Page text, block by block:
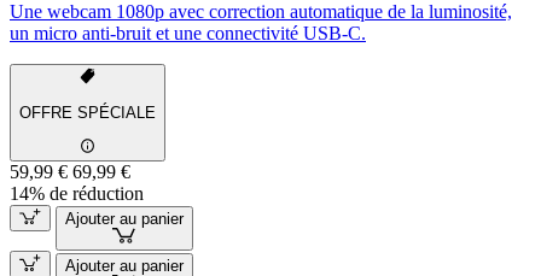
Une webcam 1080p avec correction automatique de la luminosité,
un micro anti-bruit et une connectivité USB-C.
OFFRE SPÉCIALE
59,99 € 69,99 €
14% de réduction
Ajouter au panier
Ajouter au panier